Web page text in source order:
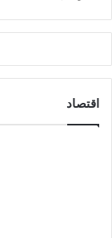
اقتصاد